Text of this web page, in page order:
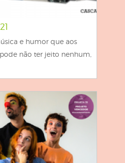
e humor que aos
não ter jeito nenhum,